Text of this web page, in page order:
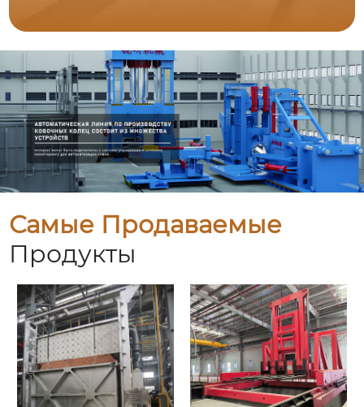
Самые Продаваемые
Продукты